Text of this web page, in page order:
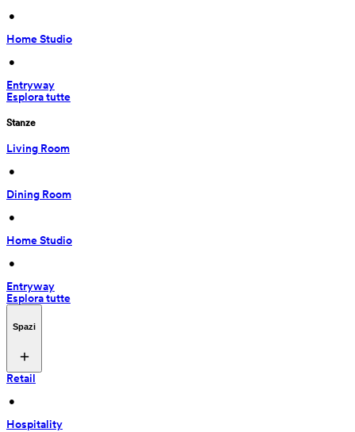
•
Home Studio
•
Entryway
Esplora tutte
Stanze
Living Room
•
Dining Room
•
Home Studio
•
Entryway
Esplora tutte
Spazi
Retail
•
Hospitality